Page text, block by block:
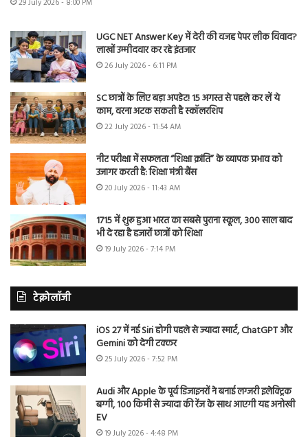
29 July 2026 - 8:00 PM
UGC NET Answer Key में देरी की वजह पेपर लीक विवाद?
लाखों उम्मीदवार कर रहे इंतजार
26 July 2026 - 6:11 PM
SC छात्रों के लिए बड़ा अपडेट! 15 अगस्त से पहले कर लें ये
काम, वरना अटक सकती है स्कॉलरशिप
22 July 2026 - 11:54 AM
नीट परीक्षा में सफलता “शिक्षा क्रांति” के व्यापक प्रभाव को
उजागर करती है: शिक्षा मंत्री बैंस
20 July 2026 - 11:43 AM
1715 में शुरू हुआ भारत का सबसे पुराना स्कूल, 300 साल बाद
भी दे रहा है हजारों छात्रों को शिक्षा
19 July 2026 - 7:14 PM
टेक्नोलॉजी
iOS 27 में नई Siri होगी पहले से ज्यादा स्मार्ट, ChatGPT और
Gemini को देगी टक्कर
25 July 2026 - 7:52 PM
Audi और Apple के पूर्व डिजाइनरों ने बनाई लग्जरी इलेक्ट्रिक
बग्गी, 100 किमी से ज्यादा की रेंज के साथ आएगी यह अनोखी
EV
19 July 2026 - 4:48 PM